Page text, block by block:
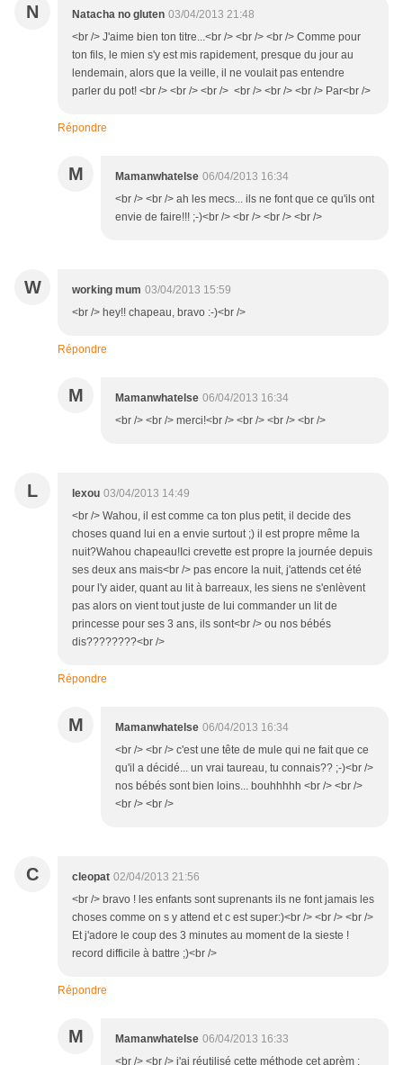
N Natacha no gluten 03/04/2013 21:48
<br /> J'aime bien ton titre...<br /> <br /> <br /> Comme pour
ton fils, le mien s'y est mis rapidement, presque du jour au
lendemain, alors que la veille, il ne voulait pas entendre
parler du pot! <br /> <br /> <br /> <br /> <br /> <br /> Par<br />
Répondre
M Mamanwhatelse 06/04/2013 16:34
<br /> <br /> ah les mecs... ils ne font que ce qu'ils ont
envie de faire!!! ;-)<br /> <br /> <br /> <br />
W working mum 03/04/2013 15:59
<br /> hey!! chapeau, bravo :-)<br />
Répondre
M Mamanwhatelse 06/04/2013 16:34
<br /> <br /> merci!<br /> <br /> <br /> <br />
L lexou 03/04/2013 14:49
<br /> Wahou, il est comme ca ton plus petit, il decide des
choses quand lui en a envie surtout ;) il est propre même la
nuit?Wahou chapeau!Ici crevette est propre la journée depuis
ses deux ans mais<br /> pas encore la nuit, j'attends cet été
pour l'y aider, quant au lit à barreaux, les siens ne s'enlèvent
pas alors on vient tout juste de lui commander un lit de
princesse pour ses 3 ans, ils sont<br /> ou nos bébés
dis????????<br />
Répondre
M Mamanwhatelse 06/04/2013 16:34
<br /> <br /> c'est une tête de mule qui ne fait que ce
qu'il a décidé... un vrai taureau, tu connais?? ;-)<br />
nos bébés sont bien loins... bouhhhhh <br /> <br />
<br /> <br />
C cleopat 02/04/2013 21:56
<br /> bravo ! les enfants sont suprenants ils ne font jamais les
choses comme on s y attend et c est super:)<br /> <br /> <br />
Et j'adore le coup des 3 minutes au moment de la sieste !
record difficile à battre ;)<br />
Répondre
M Mamanwhatelse 06/04/2013 16:33
<br /> <br /> j'ai réutilisé cette méthode cet aprèm :